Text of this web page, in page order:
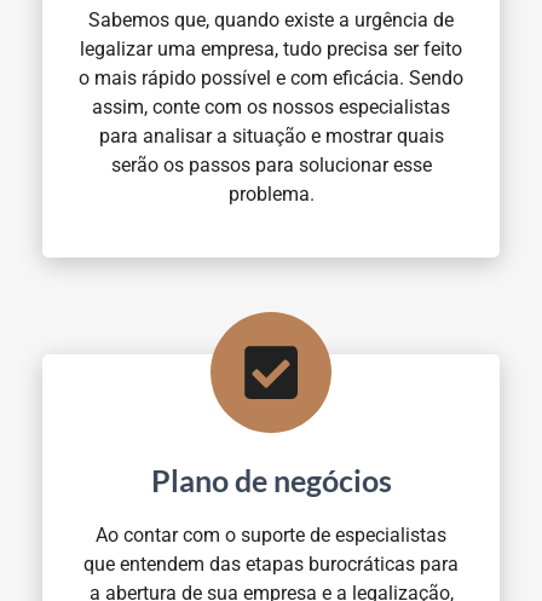
Sabemos que, quando existe a urgência de
legalizar uma empresa, tudo precisa ser feito
o mais rápido possível e com eficácia. Sendo
assim, conte com os nossos especialistas
para analisar a situação e mostrar quais
serão os passos para solucionar esse
problema.
Plano de negócios
Ao contar com o suporte de especialistas
que entendem das etapas burocráticas para
a abertura de sua empresa e a legalização,